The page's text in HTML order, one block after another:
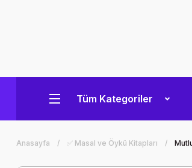
Tüm Kategoriler
Anasayfa ✅ Masal ve Öykü Kitapları